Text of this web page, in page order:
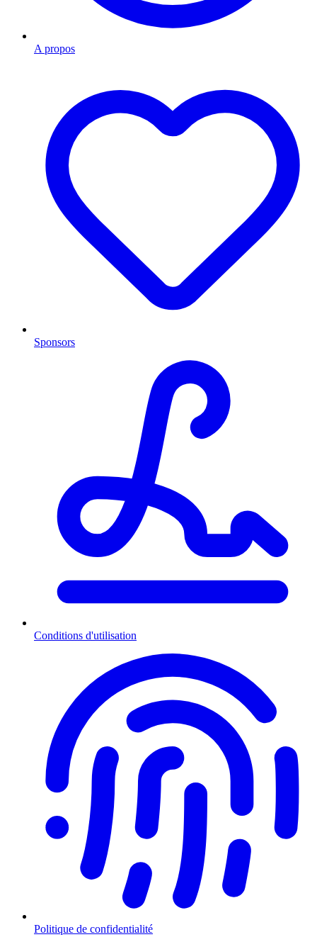
A propos
Sponsors
Conditions d'utilisation
Politique de confidentialité